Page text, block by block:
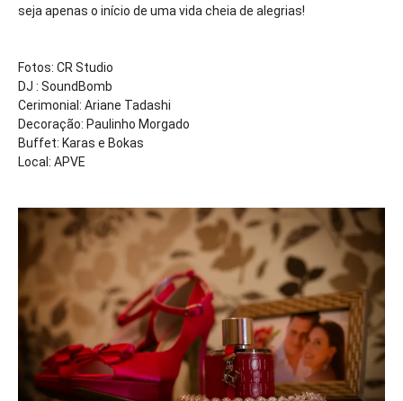
seja apenas o início de uma vida cheia de alegrias!
Fotos: CR Studio
DJ : SoundBomb
Cerimonial: Ariane Tadashi
Decoração: Paulinho Morgado
Buffet: Karas e Bokas
Local: APVE